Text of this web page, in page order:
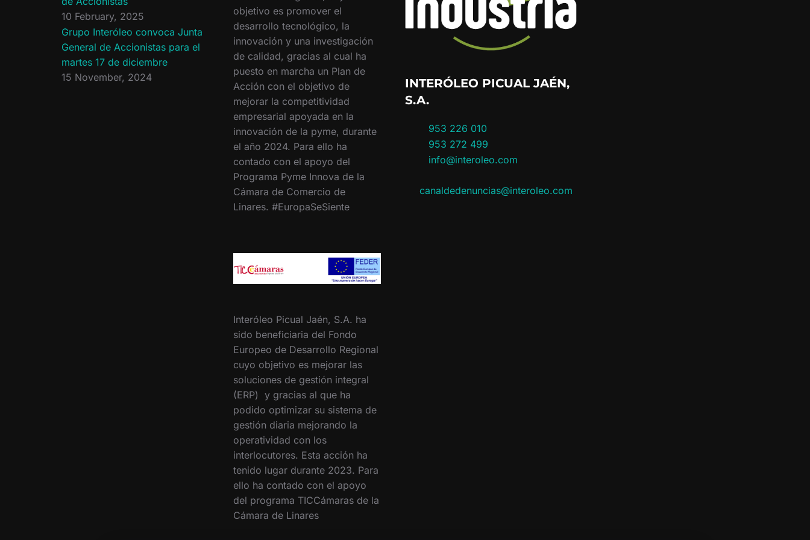
10 February, 2025
Grupo Interóleo convoca Junta
General de Accionistas para el
martes 17 de diciembre
15 November, 2024
objetivo es promover el
desarrollo tecnológico, la
innovación y una investigación
de calidad, gracias al cual ha
puesto en marcha un Plan de
Acción con el objetivo de
mejorar la competitividad
empresarial apoyada en la
innovación de la pyme, durante
el año 2024. Para ello ha
contado con el apoyo del
Programa Pyme Innova de la
Cámara de Comercio de
Linares. #EuropaSeSiente
Interóleo Picual Jaén, S.A. ha
sido beneficiaria del Fondo
Europeo de Desarrollo Regional
cuyo objetivo es mejorar las
soluciones de gestión integral
(ERP) y gracias al que ha
podido optimizar su sistema de
gestión diaria mejorando la
operatividad con los
interlocutores. Esta acción ha
tenido lugar durante 2023. Para
ello ha contado con el apoyo
del programa TICCámaras de la
Cámara de Linares
INTERÓLEO PICUAL JAÉN,
S.A.
953 226 010
953 272 499
info@interoleo.com
canaldedenuncias@interoleo.com